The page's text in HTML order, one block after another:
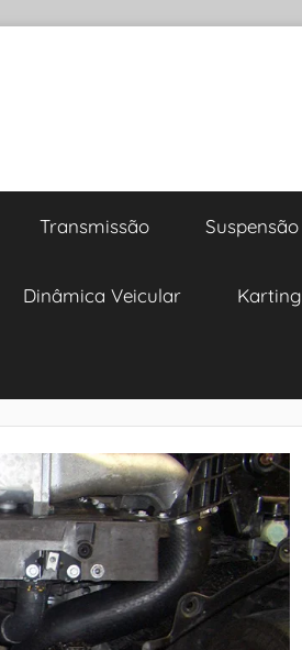
Transmissão Suspensão
Dinâmica Veicular Karting